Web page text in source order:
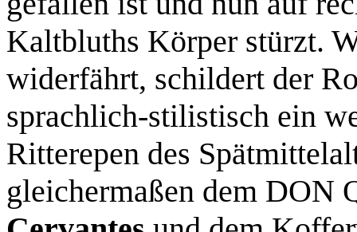
Kaltbluths Körper stürzt.
widerfährt, schildert der
sprachlich-stilistisch ein
Ritterepen des
gleichermaßen dem DON